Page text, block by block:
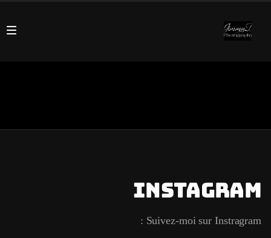
Instagram
Suivez-moi sur Instragram :